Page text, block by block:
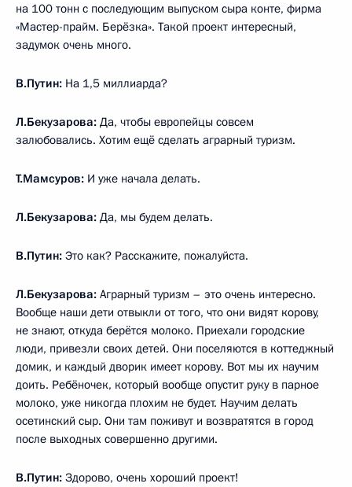
на 100 тонн с последующим выпуском сыра конте, фирма
«Мастер-прайм. Берёзка». Такой проект интересный,
задумок очень много.
В.Путин: На 1,5 миллиарда?
Л.Бекузарова: Да, чтобы европейцы совсем
залюбовались. Хотим ещё сделать аграрный туризм.
Т.Мамсуров: И уже начала делать.
Л.Бекузарова: Да, мы будем делать.
В.Путин: Это как? Расскажите, пожалуйста.
Л.Бекузарова: Аграрный туризм – это очень интересно.
Вообще наши дети отвыкли от того, что они видят корову,
не знают, откуда берётся молоко. Приехали городские
люди, привезли своих детей. Они поселяются в коттеджный
домик, и каждый дворик имеет корову. Вот мы их научим
доить. Ребёночек, который вообще опустит руку в парное
молоко, уже никогда плохим не будет. Научим делать
осетинский сыр. Они там поживут и возвратятся в город
после выходных совершенно другими.
В.Путин: Здорово, очень хороший проект!